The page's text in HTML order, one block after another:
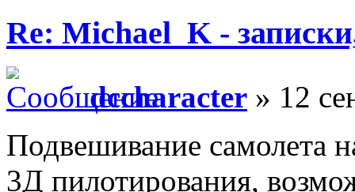
Re: Michael_K -
dccharacter » 12
Подвешивание самолета
3Д пилотирования,